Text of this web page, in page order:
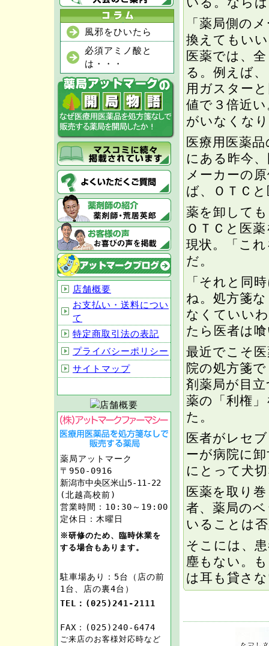
風邪をひいたら
必須アミノ酸と
は・・・
店舗概要
お支払い・送料につい
て
特定商取引法の表記
プライバシーポリシー
サイトマップ
薬局アットマーク
〒950-0916
新潟市中央区米山5-11-22
(北越高校前)
営業時間：10:30～19:00
定休日：木曜日
※研修のため、臨時休業を
する場合もあります。
駐車場あり：5台（店の前
1台、店の裏4台）
TEL：(025)241-2111
FAX：(025)240-6474
ご来店のお客様対応時など
「薬局側の
換えてもい
医薬では、
る。例えば
用ガスター
値で３倍近
がいなくな
医療用医薬
にある昨今
メーカーの
ば、ＯＴＣ
薬を卸して
ＯＴＣと医
現状。「こ
だ。
「それと同
ね。処方箋
なくていい
たら医者は
最近でこそ
院の処方箋
剤薬局が目
薬の「利権
た。
医者がレセ
ーが病院に
にとって犬
医薬を取り
者、薬局の
いることは
そこには、
塵もない。
は耳も貸さ